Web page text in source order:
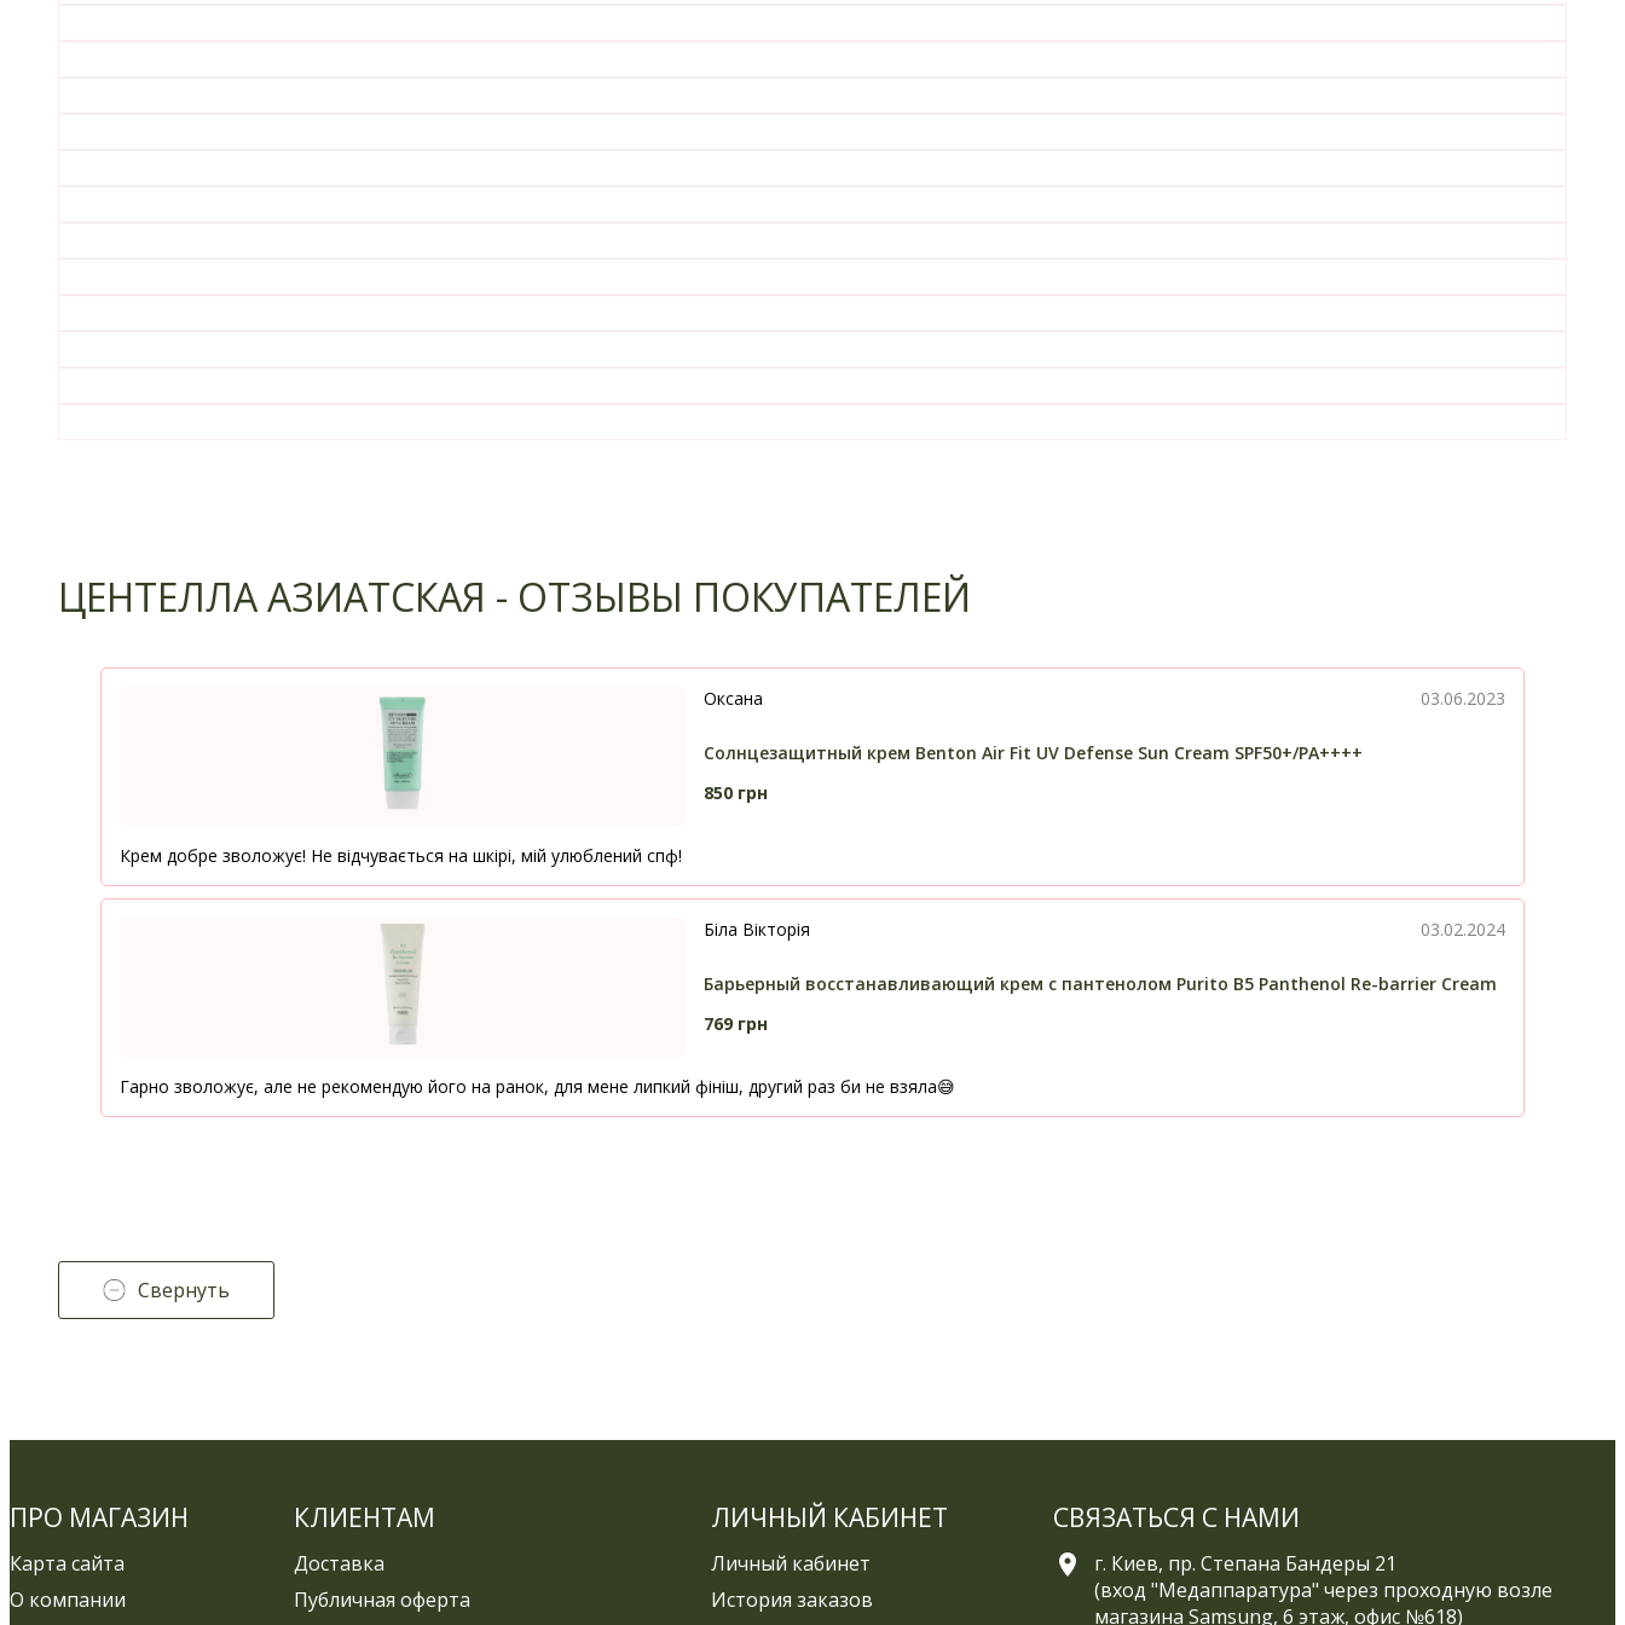
Свернуть
ЦЕНТЕЛЛА АЗИАТСКАЯ - ОТЗЫВЫ ПОКУПАТЕЛЕЙ
Оксана 03.06.2023
Солнцезащитный крем Benton Air Fit UV Defense Sun Cream SPF50+/PA++++
850 грн
Крем добре зволожує! Не відчувається на шкірі, мій улюблений спф!
Біла Вікторія 03.02.2024
Барьерный восстанавливающий крем с пантенолом Purito B5 Panthenol Re-barrier Cream
769 грн
Гарно зволожує, але не рекомендую його на ранок, для мене липкий фініш, другий раз би не взяла😅
ПРО МАГАЗИН
Карта сайта
О компании
КЛИЕНТАМ
Доставка
Публичная оферта
ЛИЧНЫЙ КАБИНЕТ
Личный кабинет
История заказов
СВЯЗАТЬСЯ С НАМИ
г. Киев, пр. Степана Бандеры 21
(вход "Медаппаратура" через проходную возле
магазина Samsung, 6 этаж, офис №618)